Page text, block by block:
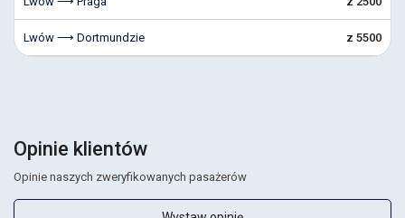
Lwów ⟶ Dortmundzie z 5500
Opinie klientów
Opinie naszych zweryfikowanych pasażerów